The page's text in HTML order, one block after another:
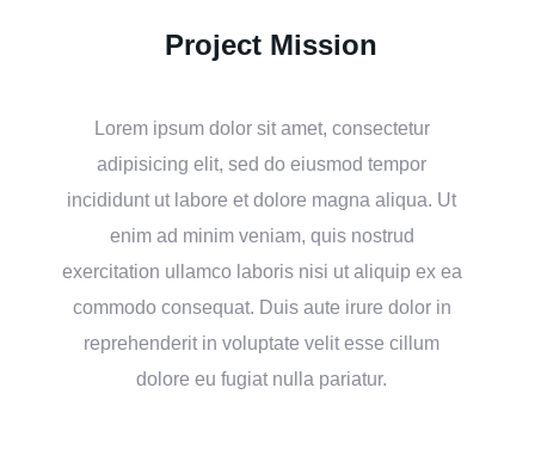
Project Mission
Lorem ipsum dolor sit amet, consectetur
adipisicing elit, sed do eiusmod tempor
incididunt ut labore et dolore magna aliqua. Ut
enim ad minim veniam, quis nostrud
exercitation ullamco laboris nisi ut aliquip ex ea
commodo consequat. Duis aute irure dolor in
reprehenderit in voluptate velit esse cillum
dolore eu fugiat nulla pariatur.